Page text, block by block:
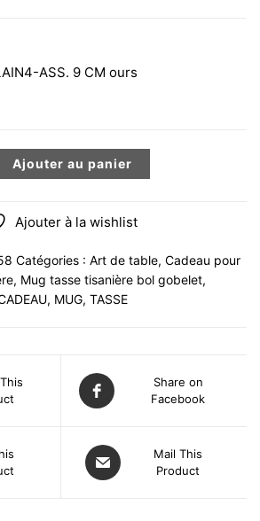
ASS. 9 CM ours
ours cadeau en porcelaine, 9 cm, 3 ass.
Ajouter au panier
Ajouter à la wishlist
Catégories : Art de table, Cadeau pour
, Mug tasse tisanière bol gobelet,
, MUG, TASSE
Share on
Facebook
Mail This
Product